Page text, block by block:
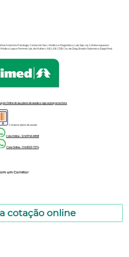
Anatomo Patologia, Centerclin Serv. Médico e Diagnóstico, Lab. Esp. Liq. Cefalorraqueano
Lapa e Femme Lab. da Mulher LAB LAB CDB Cto. de Diag. Brasil e Salomão e Zoppi Med.
Online do seu plano de saúde e veja os preços na hora.
Comprar plano de saúde
Cote Online - 12 9.9740-6958
Cote Online - 11 9.9553-7374
um Corretor
cotação online